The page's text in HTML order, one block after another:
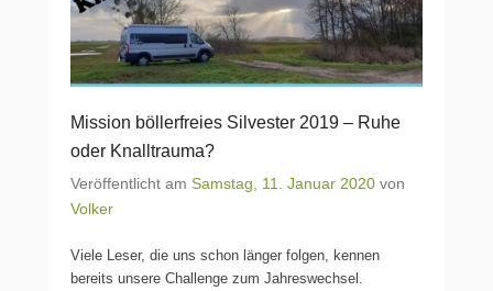
Mission böllerfreies Silvester 2019 – Ruhe
oder Knalltrauma?
Veröffentlicht am Samstag, 11. Januar 2020 von
Volker
Viele Leser, die uns schon länger folgen, kennen
bereits unsere Challenge zum Jahreswechsel.